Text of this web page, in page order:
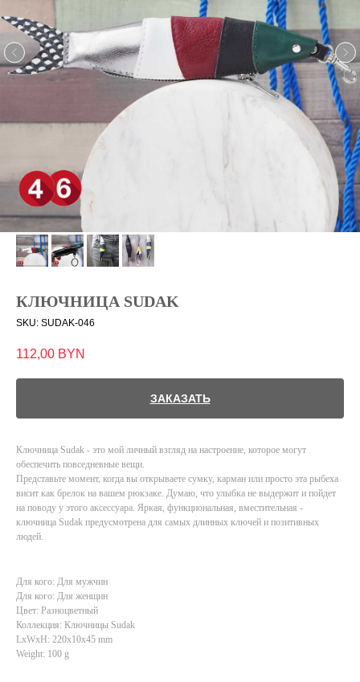
КЛЮЧНИЦА SUDAK
SKU: SUDAK-046
112,00 BYN
ЗАКАЗАТЬ
Ключница Sudak - это мой личный взгляд на настроение, которое могут
обеспечить повседневные вещи.
Представьте момент, когда вы открываете сумку, карман или просто эта рыбеха
висит как брелок на вашем рюкзаке. Думаю, что улыбка не выдержит и пойдет
на поводу у этого аксессуара. Яркая, функциональная, вместительная -
ключница Sudak предусмотрена для самых длинных ключей и позитивных
людей.
Для кого: Для мужчин
Для кого: Для женщин
Цвет: Разноцветный
Коллекция: Ключницы Sudak
LxWxH: 220x10x45 mm
Weight: 100 g